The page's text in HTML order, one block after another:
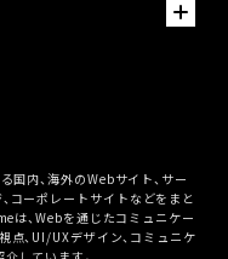
国内、海外のWebサイト、サー
コーポレートサイトなどをまと
は、Webを通じたコミュニケー
点、UI/UXデザイン、コミュニケ